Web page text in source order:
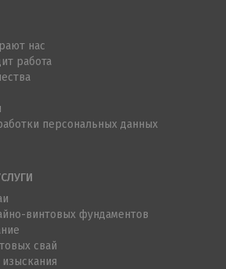
нас
работа
персональных данных
винтовых фундаментов
свай